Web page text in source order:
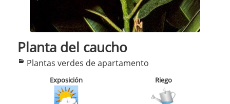
Planta del caucho
Categorías
Plantas verdes de apartamento
Exposición Riego